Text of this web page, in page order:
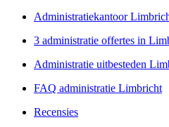
Administratiekantoor
3 administratie offertes in
Administratie uitbesteden
FAQ administratie Limbricht
Recensies